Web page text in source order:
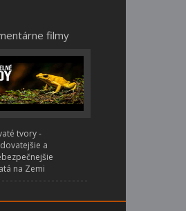
filmy
tvory -
a
na Zemi